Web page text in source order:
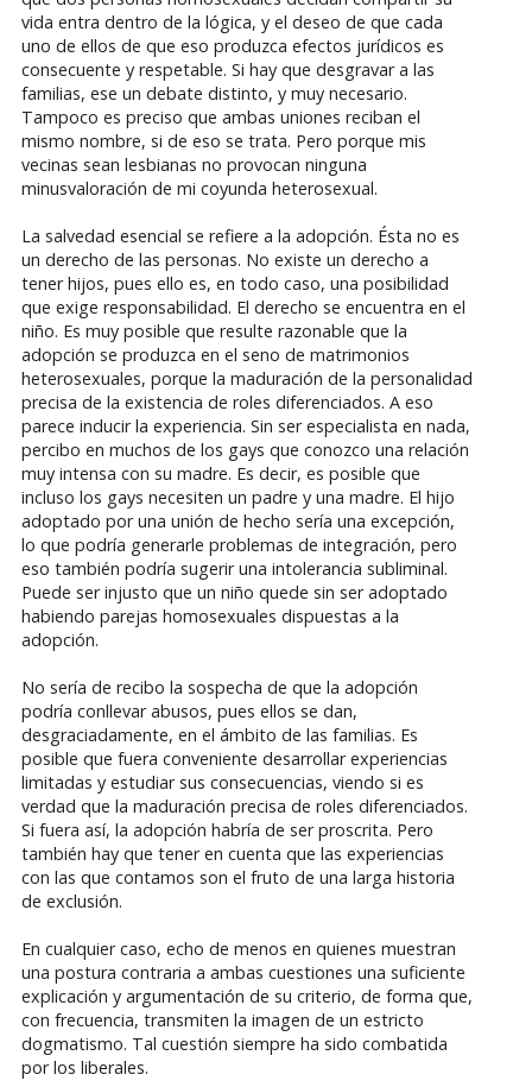
vida entra dentro de la lógica, y el deseo de que cada
uno de ellos de que eso produzca efectos jurídicos es
consecuente y respetable. Si hay que desgravar a las
familias, ese un debate distinto, y muy necesario.
Tampoco es preciso que ambas uniones reciban el
mismo nombre, si de eso se trata. Pero porque mis
vecinas sean lesbianas no provocan ninguna
minusvaloración de mi coyunda heterosexual.
La salvedad esencial se refiere a la adopción. Ésta no es
un derecho de las personas. No existe un derecho a
tener hijos, pues ello es, en todo caso, una posibilidad
que exige responsabilidad. El derecho se encuentra en el
niño. Es muy posible que resulte razonable que la
adopción se produzca en el seno de matrimonios
heterosexuales, porque la maduración de la personalidad
precisa de la existencia de roles diferenciados. A eso
parece inducir la experiencia. Sin ser especialista en nada,
percibo en muchos de los gays que conozco una relación
muy intensa con su madre. Es decir, es posible que
incluso los gays necesiten un padre y una madre. El hijo
adoptado por una unión de hecho sería una excepción,
lo que podría generarle problemas de integración, pero
eso también podría sugerir una intolerancia subliminal.
Puede ser injusto que un niño quede sin ser adoptado
habiendo parejas homosexuales dispuestas a la
adopción.
No sería de recibo la sospecha de que la adopción
podría conllevar abusos, pues ellos se dan,
desgraciadamente, en el ámbito de las familias. Es
posible que fuera conveniente desarrollar experiencias
limitadas y estudiar sus consecuencias, viendo si es
verdad que la maduración precisa de roles diferenciados.
Si fuera así, la adopción habría de ser proscrita. Pero
también hay que tener en cuenta que las experiencias
con las que contamos son el fruto de una larga historia
de exclusión.
En cualquier caso, echo de menos en quienes muestran
una postura contraria a ambas cuestiones una suficiente
explicación y argumentación de su criterio, de forma que,
con frecuencia, transmiten la imagen de un estricto
dogmatismo. Tal cuestión siempre ha sido combatida
por los liberales.